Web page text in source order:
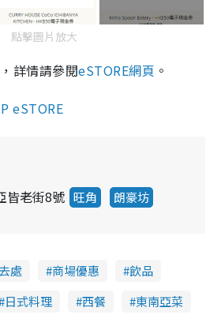
點擊圖片放大
詳情請參閱eSTORE網頁 。
eSTORE
皆老街8號 旺角 朗豪坊
處 商場優惠
飲品
日式料理 西餐 東南亞菜